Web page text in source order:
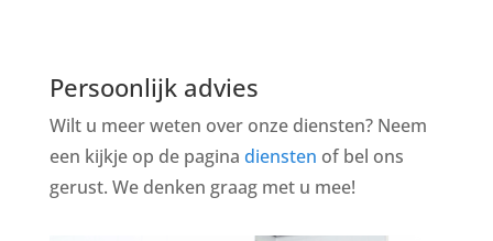
Persoonlijk advies
Wilt u meer weten over onze diensten? Neem
een kijkje op de pagina diensten of bel ons
gerust. We denken graag met u mee!